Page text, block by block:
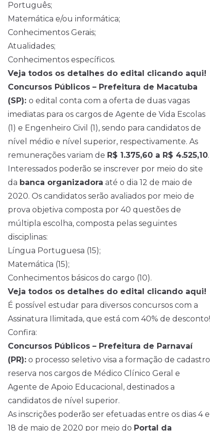
Português;
Matemática e/ou informática;
Conhecimentos Gerais;
Atualidades;
Conhecimentos específicos.
Veja todos os detalhes do edital clicando aqui!
Concursos Públicos – Prefeitura de Macatuba
(SP): o edital conta com a oferta de duas vagas
imediatas para os cargos de Agente de Vida Escolas
(1) e Engenheiro Civil (1), sendo para candidatos de
nível médio e nível superior, respectivamente. As
remunerações variam de R$ 1.375,60 a R$ 4.525,10.
Interessados poderão se inscrever por meio do site
da banca organizadora até o dia 12 de maio de
2020. Os candidatos serão avaliados por meio de
prova objetiva composta por 40 questões de
múltipla escolha, composta pelas seguintes
disciplinas:
Língua Portuguesa (15);
Matemática (15);
Conhecimentos básicos do cargo (10).
Veja todos os detalhes do edital clicando aqui!
É possível estudar para diversos concursos com a
Assinatura Ilimitada, que está com 40% de desconto!
Confira:
Concursos Públicos – Prefeitura de Parnavaí
(PR): o processo seletivo visa a formação de cadastro
reserva nos cargos de Médico Clínico Geral e
Agente de Apoio Educacional, destinados a
candidatos de nível superior.
As inscrições poderão ser efetuadas entre os dias 4 e
18 de maio de 2020 por meio do Portal da